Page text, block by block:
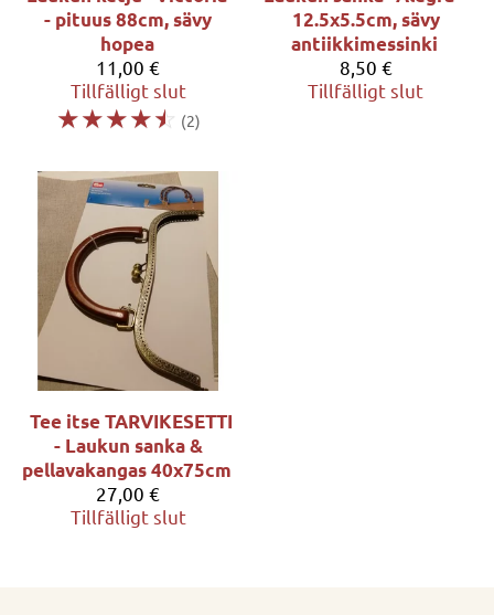
- pituus 88cm, sävy
hopea
11,00 €
Tillfälligt slut
☆☆☆☆☆ (2)
12.5x5.5cm, sävy
antiikkimessinki
8,50 €
Tillfälligt slut
Tee itse TARVIKESETTI
- Laukun sanka &
pellavakangas 40x75cm
27,00 €
Tillfälligt slut